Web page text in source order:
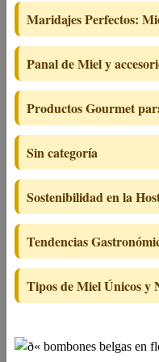
Maridajes Perfectos:
Panal de Miel y
Productos Gourmet
Sin categoría
Sostenibilidad en la
Tendencias
Tipos de Miel Únicos y